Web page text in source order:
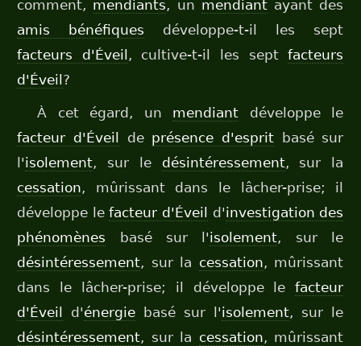
comment, mendiants, un mendiantayant des
amis bénéfiques développe-t-il les sept
facteurs d'Éveil , cultive-t-il les septfacteurs
d'Éveil ?
À cet égard, un mendiant développe le
facteur d'Éveil
de présence d'espritbasé sur
l'isolement, sur le désintéressement, sur la
cessation, mûrissant dans le lâcher-prise; il
développe lefacteur d'Éveil d'investigation des
phénomènes basé sur l'isolement, sur le
désintéressement, sur la cessation, mûrissant
dans le lâcher-prise; il développe lefacteur
d'Éveil
d'énergie basé sur l'isolement, sur le
désintéressement, sur la cessation, mûrissant